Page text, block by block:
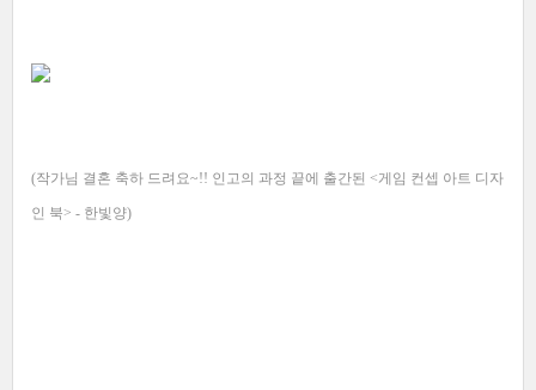
(작가님 결혼 축하 드려요~!! 인고의 과정 끝에 출간된 <게임 컨셉 아트 디자
인 북> - 한빛양)